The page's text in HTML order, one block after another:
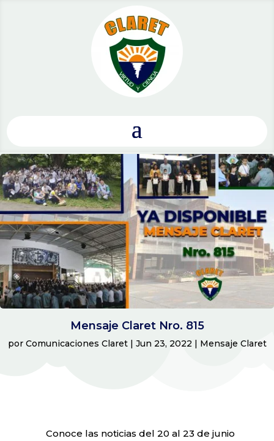
Mensaje Claret Nro. 815
por Comunicaciones Claret| Jun 23, 2022 | Mensaje Claret
Conoce las noticias del 20 al 23 de junio